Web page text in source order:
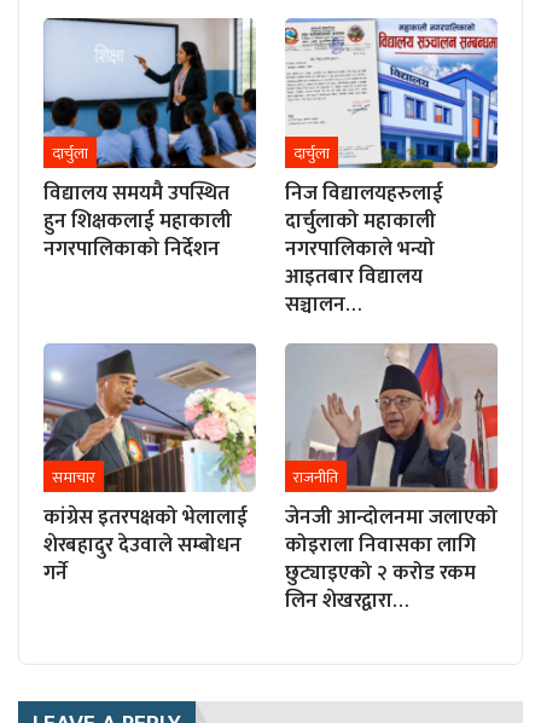
दार्चुला
विद्यालय समयमै उपस्थित
हुन शिक्षकलाई महाकाली
नगरपालिकाको निर्देशन
दार्चुला
निज विद्यालयहरुलाई
दार्चुलाको महाकाली
नगरपालिकाले भन्यो
आइतबार विद्यालय
सञ्चालन…
समाचार
कांग्रेस इतरपक्षको भेलालाई
शेरबहादुर देउवाले सम्बोधन
गर्ने
राजनीति
जेनजी आन्दोलनमा जलाएको
कोइराला निवासका लागि
छुट्याइएको २ करोड रकम
लिन शेखरद्वारा…